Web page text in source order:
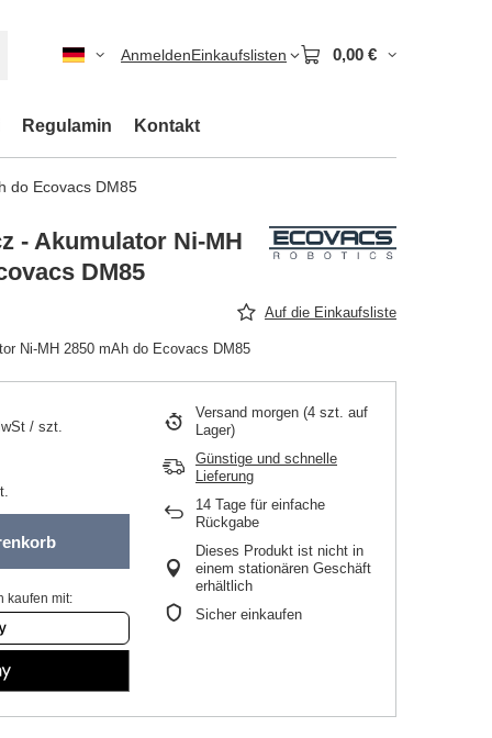
AnmeldenEinkaufslisten 0,00 €
Regulamin Kontakt
do Ecovacs DM85
- Akumulator Ni-MH
DM85
Auf die Einkaufsliste
Ni-MH 2850 mAh do Ecovacs DM85
/ szt.
kaufen mit:
Versand morgen (4 szt. auf
Lager)
Günstige und schnelle
Lieferung
14 Tage für einfache
Rückgabe
Dieses Produkt ist nicht in
einem stationären Geschäft
erhältlich
Sicher einkaufen